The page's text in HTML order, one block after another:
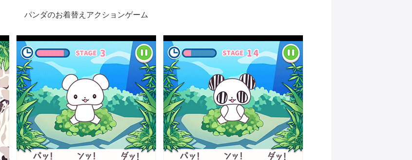
パンダのお着替えアクションゲーム